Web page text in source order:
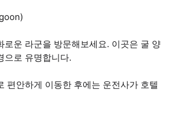
로운 라군을 방문해보세요. 이곳은 굴 양
으로 유명합니다.
편안하게 이동한 후에는 운전사가 호텔